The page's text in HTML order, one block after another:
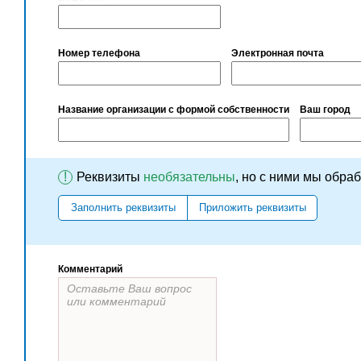
Номер телефона Электронная почта
Название организации с формой собственности Ваш город
! Реквизиты необязательны, но с ними мы
Заполнить реквизиты Приложить реквизиты
Комментарий